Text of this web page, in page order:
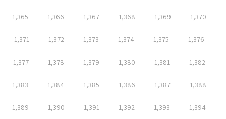
1,365 1,366 1,367 1,368 1,369 1,370
1,371 1,372 1,373 1,374 1,375 1,376
1,377 1,378 1,379 1,380 1,381 1,382
1,383 1,384 1,385 1,386 1,387 1,388
1,389 1,390 1,391 1,392 1,393 1,394